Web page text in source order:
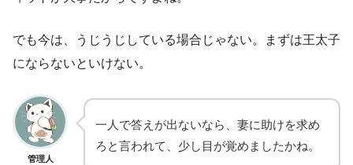
でも今は、うじうじしている場合じゃない。まずは王太子
にならないといけない。
管理人
一人で答えが出ないなら、妻に助けを求め
ろと言われて、少し目が覚めましたかね。